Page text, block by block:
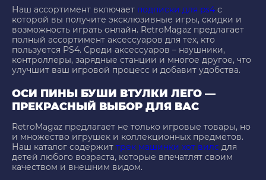
Наш ассортимент включает подписки для ps4 с
которой вы получите эксклюзивные игры, скидки и
возможность играть онлайн. RetroMagaz предлагает
полный ассортимент аксессуаров для тех, кто
пользуется PS4. Среди аксессуаров – наушники,
контроллеры, зарядные станции и многое другое, что
улучшит ваш игровой процесс и добавит удобства.
ОСИ ПИНЫ БУШИ ВТУЛКИ ЛЕГО —
ПРЕКРАСНЫЙ ВЫБОР ДЛЯ ВАС
RetroMagaz предлагает не только игровые товары, но
и множество игрушек и коллекционных предметов.
Наш каталог содержит трек машинки хот вилс для
детей любого возраста, которые впечатлят своим
качеством и внешним видом.